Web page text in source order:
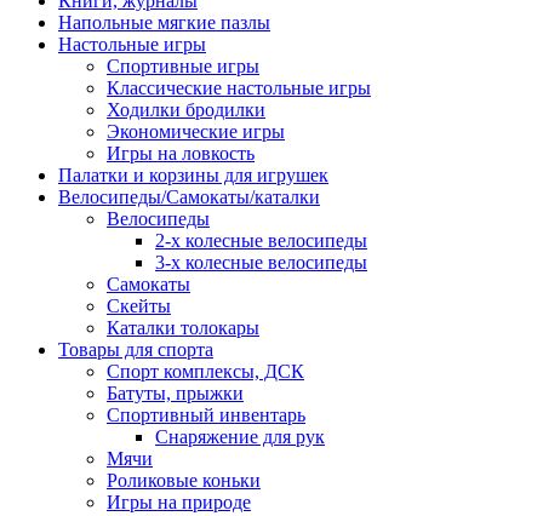
Напольные мягкие пазлы
Настольные игры
Спортивные игры
Классические настольные игры
Ходилки бродилки
Экономические игры
Игры на ловкость
Палатки и корзины для игрушек
Велосипеды/Самокаты/каталки
Велосипеды
2-х колесные велосипеды
3-х колесные велосипеды
Самокаты
Скейты
Каталки толокары
Товары для спорта
Спорт комплексы, ДСК
Батуты, прыжки
Спортивный инвентарь
Снаряжение для рук
Мячи
Роликовые коньки
Игры на природе